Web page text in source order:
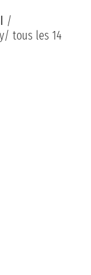
Sonntag / Sunday / Dimanche / الأحد /
tous les 14